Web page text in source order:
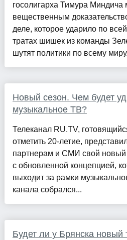
госолигарха Тимура Миндича
вещественным
деле, которое ударило по
тратах шишек из команды
шутят политики по всему
Новый сезон. Чем будет
музыкальное ТВ?
Телеканал RU.TV,
отметить 20-летие,
партнерам и СМИ свой новый
с обновленной концепцией,
выходит за рамки
канала собрался...
Будет ли у Брянска новый